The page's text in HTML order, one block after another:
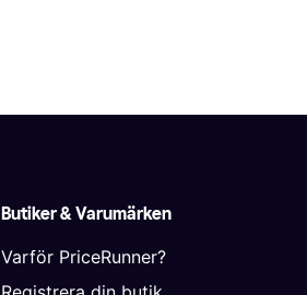
Butiker & Varumärken
Varför PriceRunner?